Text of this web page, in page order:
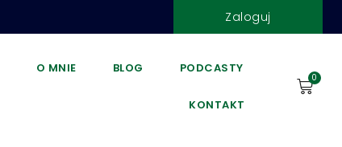
Zaloguj
O MNIE BLOG PODCASTY
KONTAKT
0